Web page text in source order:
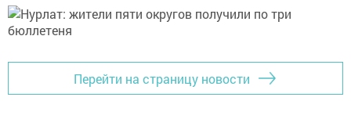
Перейти на страницу новости